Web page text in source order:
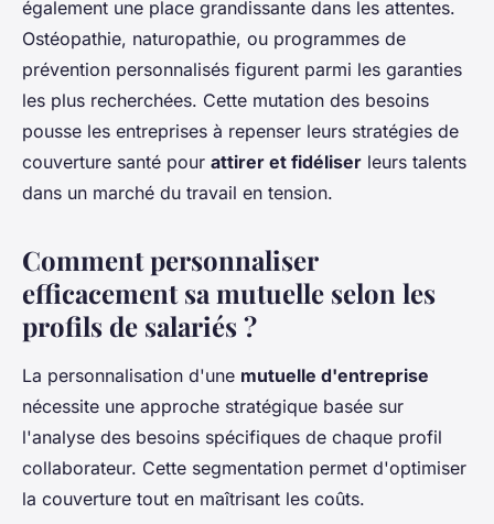
également une place grandissante dans les attentes.
Ostéopathie, naturopathie, ou programmes de
prévention personnalisés figurent parmi les garanties
les plus recherchées. Cette mutation des besoins
pousse les entreprises à repenser leurs stratégies de
couverture santé pour attirer et fidéliser leurs talents
dans un marché du travail en tension.
Comment personnaliser
efficacement sa mutuelle selon les
profils de salariés ?
La personnalisation d'une mutuelle d'entreprise
nécessite une approche stratégique basée sur
l'analyse des besoins spécifiques de chaque profil
collaborateur. Cette segmentation permet d'optimiser
la couverture tout en maîtrisant les coûts.